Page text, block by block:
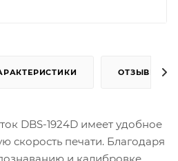
ОТЗЫВЫ
DBS-1924D имеет удобное
скорость печати. Благодаря